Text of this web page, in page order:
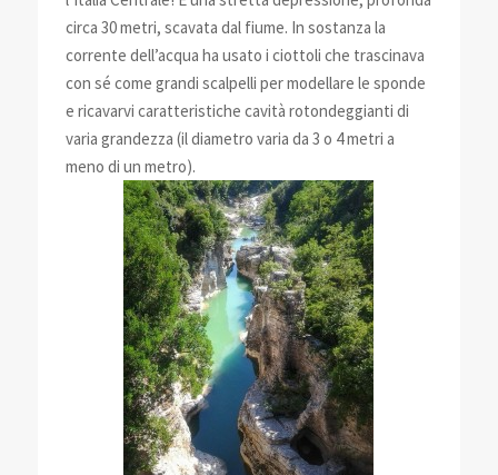
circa 30 metri, scavata dal fiume. In sostanza la
corrente dell’acqua ha usato i ciottoli che trascinava
con sé come grandi scalpelli per modellare le sponde
e ricavarvi caratteristiche cavità rotondeggianti di
varia grandezza (il diametro varia da 3 o 4 metri a
meno di un metro).